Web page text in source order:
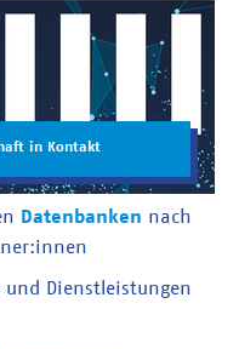
in Kontakt
Datenbanken nach
und Dienstleistungen